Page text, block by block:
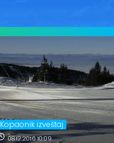
Kopaonik izveštaj
08.12.2016 10:09